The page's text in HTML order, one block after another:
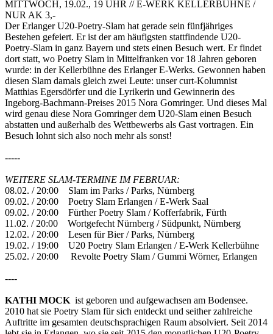
MITTWOCH, 19.02., 19 UHR // E-WERK KELLERBÜHNE /
NUR AK 3,-
Der Erlanger U20-Poetry-Slam hat gerade sein fünfjähriges
Bestehen gefeiert. Er ist der am häufigsten stattfindende U20-
Poetry-Slam in ganz Bayern und stets einen Besuch wert. Er findet
dort statt, wo Poetry Slam in Mittelfranken vor 18 Jahren geboren
wurde: in der Kellerbühne des Erlanger E-Werks. Gewonnen haben
diesen Slam damals gleich zwei Leute: unser curt-Kolumnist
Matthias Egersdörfer und die Lyrikerin und Gewinnerin des
Ingeborg-Bachmann-Preises 2015 Nora Gomringer. Und dieses Mal
wird genau diese Nora Gomringer dem U20-Slam einen Besuch
abstatten und außerhalb des Wettbewerbs als Gast vortragen. Ein
Besuch lohnt sich also noch mehr als sonst!
-----
WEITERE SLAM-TERMINE IM FEBRUAR:
08.02. / 20:00 Slam im Parks / Parks, Nürnberg
09.02. / 20:00 Poetry Slam Erlangen / E-Werk Saal
09.02. / 20:00 Fürther Poetry Slam / Kofferfabrik, Fürth
11.02. / 20:00 Wortgefecht Nürnberg / Südpunkt, Nürnberg
12.02. / 20:00 Lesen für Bier / Parks, Nürnberg
19.02. / 19:00 U20 Poetry Slam Erlangen / E-Werk Kellerbühne
25.02. / 20:00 Revolte Poetry Slam / Gummi Wörner, Erlangen
----
KATHI MOCK ist geboren und aufgewachsen am Bodensee.
2010 hat sie Poetry Slam für sich entdeckt und seither zahlreiche
Auftritte im gesamten deutschsprachigen Raum absolviert. Seit 2014